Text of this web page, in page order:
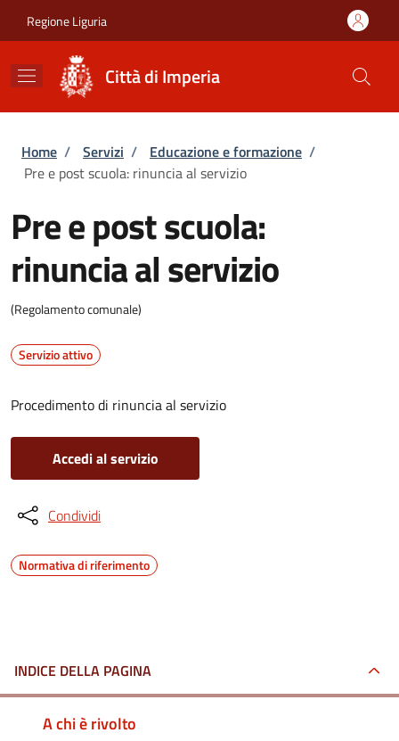
Regione Liguria
Città di Imperia
Briciole di pane
Home / Servizi / Educazione e formazione /
Pre e post scuola: rinuncia al servizio
Pre e post scuola:
rinuncia al servizio
(Regolamento comunale)
Servizio attivo
Procedimento di rinuncia al servizio
Accedi al servizio
Condividi
Normativa di riferimento
INDICE DELLA PAGINA
A chi è rivolto